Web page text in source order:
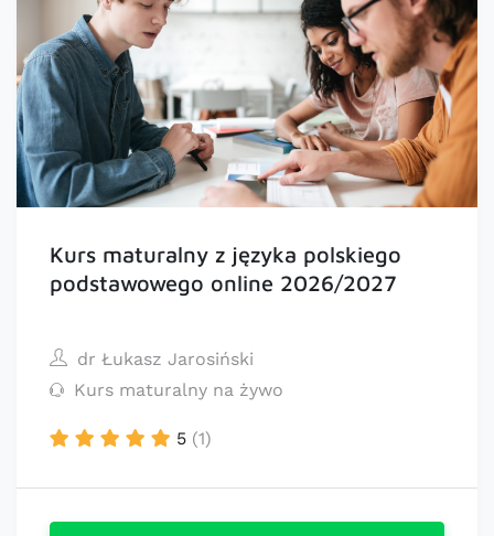
Kurs maturalny z języka polskiego
podstawowego online 2026/2027
dr Łukasz Jarosiński
Kurs maturalny na żywo
5 (1)